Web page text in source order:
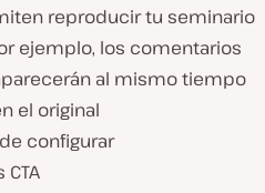
reproducir tu seminario
ejemplo, los comentarios
al mismo tiempo
el original
configurar